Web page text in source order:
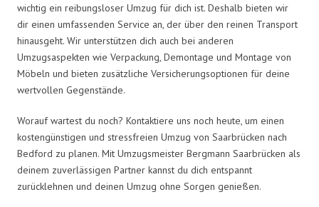
wichtig ein reibungsloser Umzug für dich ist. Deshalb bieten wir
dir einen umfassenden Service an, der über den reinen Transport
hinausgeht. Wir unterstützen dich auch bei anderen
Umzugsaspekten wie Verpackung, Demontage und Montage von
Möbeln und bieten zusätzliche Versicherungsoptionen für deine
wertvollen Gegenstände.
Worauf wartest du noch? Kontaktiere uns noch heute, um einen
kostengünstigen und stressfreien Umzug von Saarbrücken nach
Bedford zu planen. Mit Umzugsmeister Bergmann Saarbrücken als
deinem zuverlässigen Partner kannst du dich entspannt
zurücklehnen und deinen Umzug ohne Sorgen genießen.